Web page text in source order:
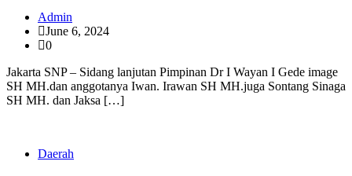
Admin
June 6, 2024
0
Jakarta SNP – Sidang lanjutan Pimpinan Dr I Wayan I Gede image
SH MH.dan anggotanya Iwan. Irawan SH MH.juga Sontang Sinaga
SH MH. dan Jaksa […]
Daerah